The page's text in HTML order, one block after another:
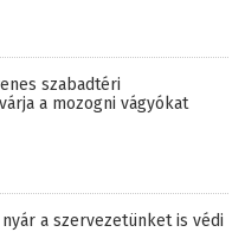
szabadtéri
a mozogni vágyókat
a szervezetünket is védi